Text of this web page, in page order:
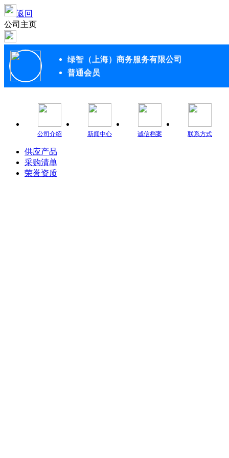
返回
公司主页
绿智（上海）商务服务有限公司
普通会员
公司介绍 新闻中心 诚信档案 联系方式
供应产品
采购清单
荣誉资质